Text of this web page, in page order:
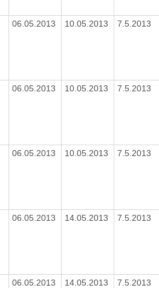
06.05.2013 10.05.2013 7.5.2013
06.05.2013 10.05.2013 7.5.2013
06.05.2013 10.05.2013 7.5.2013
06.05.2013 14.05.2013 7.5.2013
06.05.2013 14.05.2013 7.5.2013